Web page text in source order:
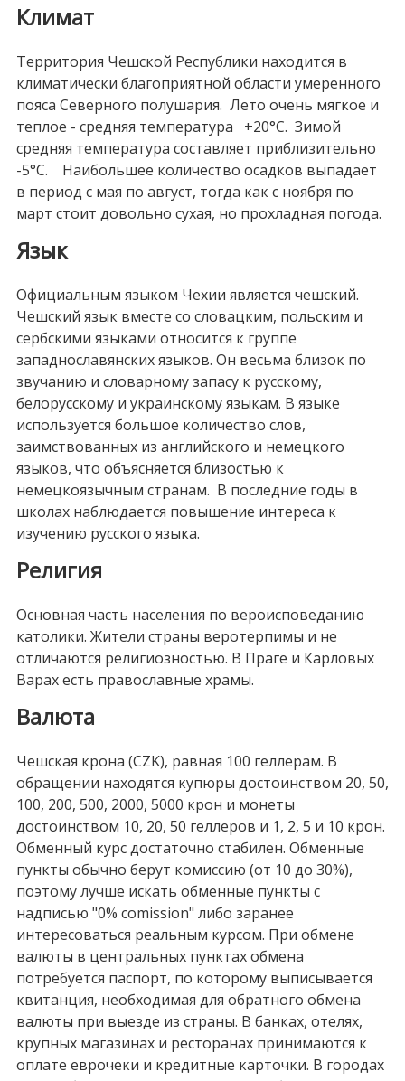
Климат
Территория Чешской Республики находится в
климатически благоприятной области умеренного
пояса Северного полушария. Лето очень мягкое и
теплое - средняя температура +20°С. Зимой
средняя температура составляет приблизительно
-5°С. Наибольшее количество осадков выпадает
в период с мая по август, тогда как с ноября по
март стоит довольно сухая, но прохладная погода.
Язык
Официальным языком Чехии является чешский.
Чешский язык вместе со словацким, польским и
сербскими языками относится к группе
западнославянских языков. Он весьма близок по
звучанию и словарному запасу к русскому,
белорусскому и украинскому языкам. В языке
используется большое количество слов,
заимствованных из английского и немецкого
языков, что объясняется близостью к
немецкоязычным странам. В последние годы в
школах наблюдается повышение интереса к
изучению русского языка.
Религия
Основная часть населения по вероисповеданию
католики. Жители страны веротерпимы и не
отличаются религиозностью. В Праге и Карловых
Варах есть православные храмы.
Валюта
Чешская крона (CZK), равная 100 геллерам. В
обращении находятся купюры достоинством 20, 50,
100, 200, 500, 2000, 5000 крон и монеты
достоинством 10, 20, 50 геллеров и 1, 2, 5 и 10 крон.
Обменный курс достаточно стабилен. Обменные
пункты обычно берут комиссию (от 10 до 30%),
поэтому лучше искать обменные пункты с
надписью "0% comission" либо заранее
интересоваться реальным курсом. При обмене
валюты в центральных пунктах обмена
потребуется паспорт, по которому выписывается
квитанция, необходимая для обратного обмена
валюты при выезде из страны. В банках, отелях,
крупных магазинах и ресторанах принимаются к
оплате еврочеки и кредитные карточки. В городах